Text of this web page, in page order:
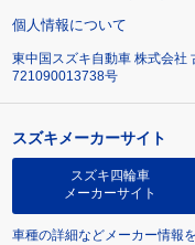
個人情報について
東中国スズキ自動車 株式会社
721090013738号
スズキメーカーサイト
スズキ四輪車
メーカーサイト
車種の詳細などメーカー情報